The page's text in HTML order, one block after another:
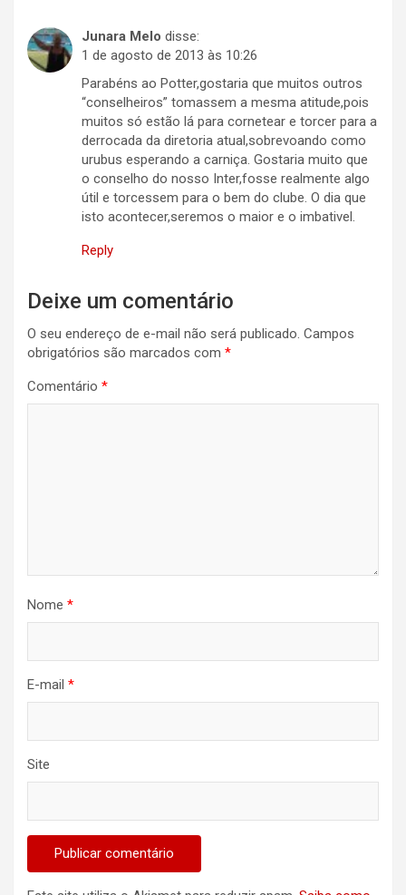
Junara Melo disse:
1 de agosto de 2013 às 10:26
Parabéns ao Potter,gostaria que muitos outros
“conselheiros” tomassem a mesma atitude,pois
muitos só estão lá para cornetear e torcer para a
derrocada da diretoria atual,sobrevoando como
urubus esperando a carniça. Gostaria muito que
o conselho do nosso Inter,fosse realmente algo
útil e torcessem para o bem do clube. O dia que
isto acontecer,seremos o maior e o imbativel.
Reply
Deixe um comentário
O seu endereço de e-mail não será publicado. Campos
obrigatórios são marcados com *
Comentário *
Nome *
E-mail *
Site